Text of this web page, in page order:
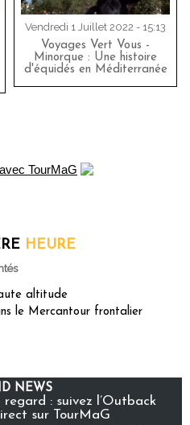
Vendredi 1 Juillet 2022 - 15:13
Voyages Vert Vous -
Minorque : Une histoire
d'équidés en Méditerranée
HEURE
altitude
le Mercantour frontalier
NEWS
regard : suivez l’Outback
sur TourMaG